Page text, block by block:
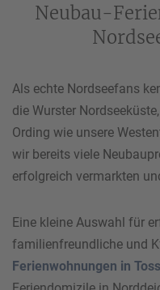
Neubau-
Als echte Nordseefans
die Wurster
Ording wie unsere
wir bereits viele
erfolgreich vermarkten
Eine kleine Auswahl für
familienfreundliche und
Ferienwohnungen in